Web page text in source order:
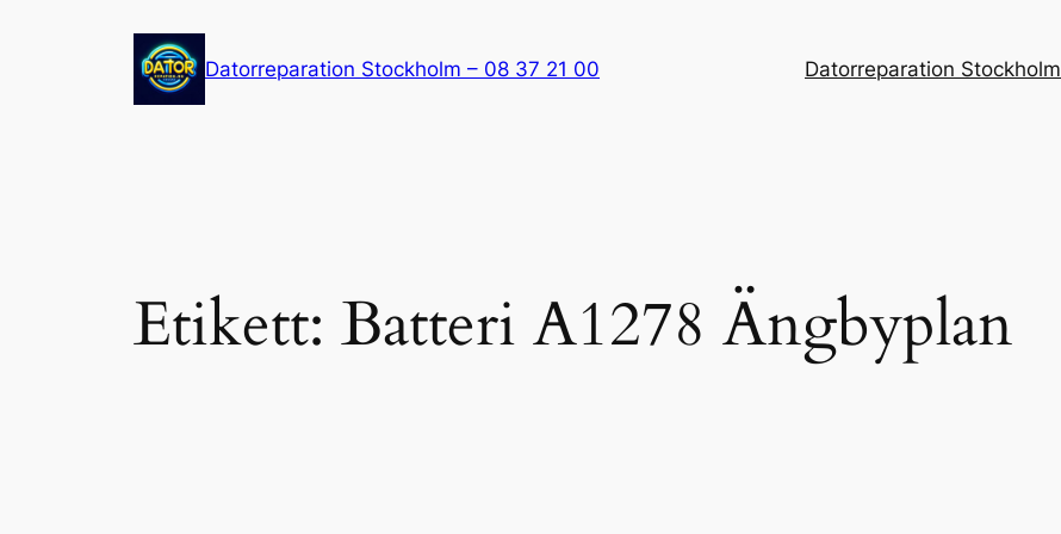
Datorreparation Stockholm – 08 37 21 00 Datorreparation Stockholm
Etikett: Batteri A1278 Ängbyplan